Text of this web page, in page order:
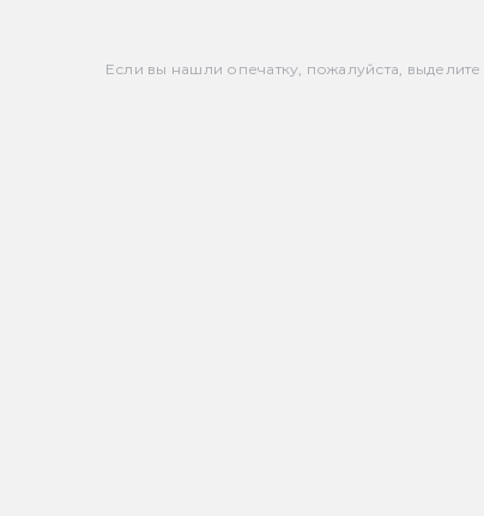
Если вы нашли опечатку, пожалуйста,